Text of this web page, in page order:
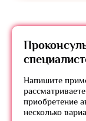
Напишите
приобретение
несколько